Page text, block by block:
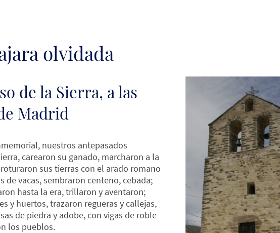
olvidada
de la Sierra, a las
Madrid
nuestros antepasados
carearon su ganado, marcharon a la
sus tierras con el arado romano
de vacas, sembraron centeno, cebada;
hasta la era, trillaron y aventaron;
y huertos, trazaron regueras y callejas,
de piedra y adobe, con vigas de roble
los pueblos.